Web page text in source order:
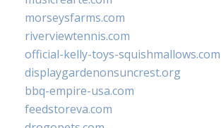
morseysfarms.com
riverviewtennis.com
official-kelly-toys-squishmallows.com
displaygardenonsuncrest.org
bbq-empire-usa.com
feedstoreva.com